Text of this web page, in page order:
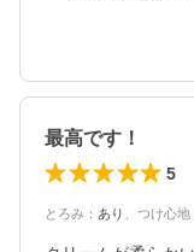
最高です！
5
とろみ ： あり つけ心地